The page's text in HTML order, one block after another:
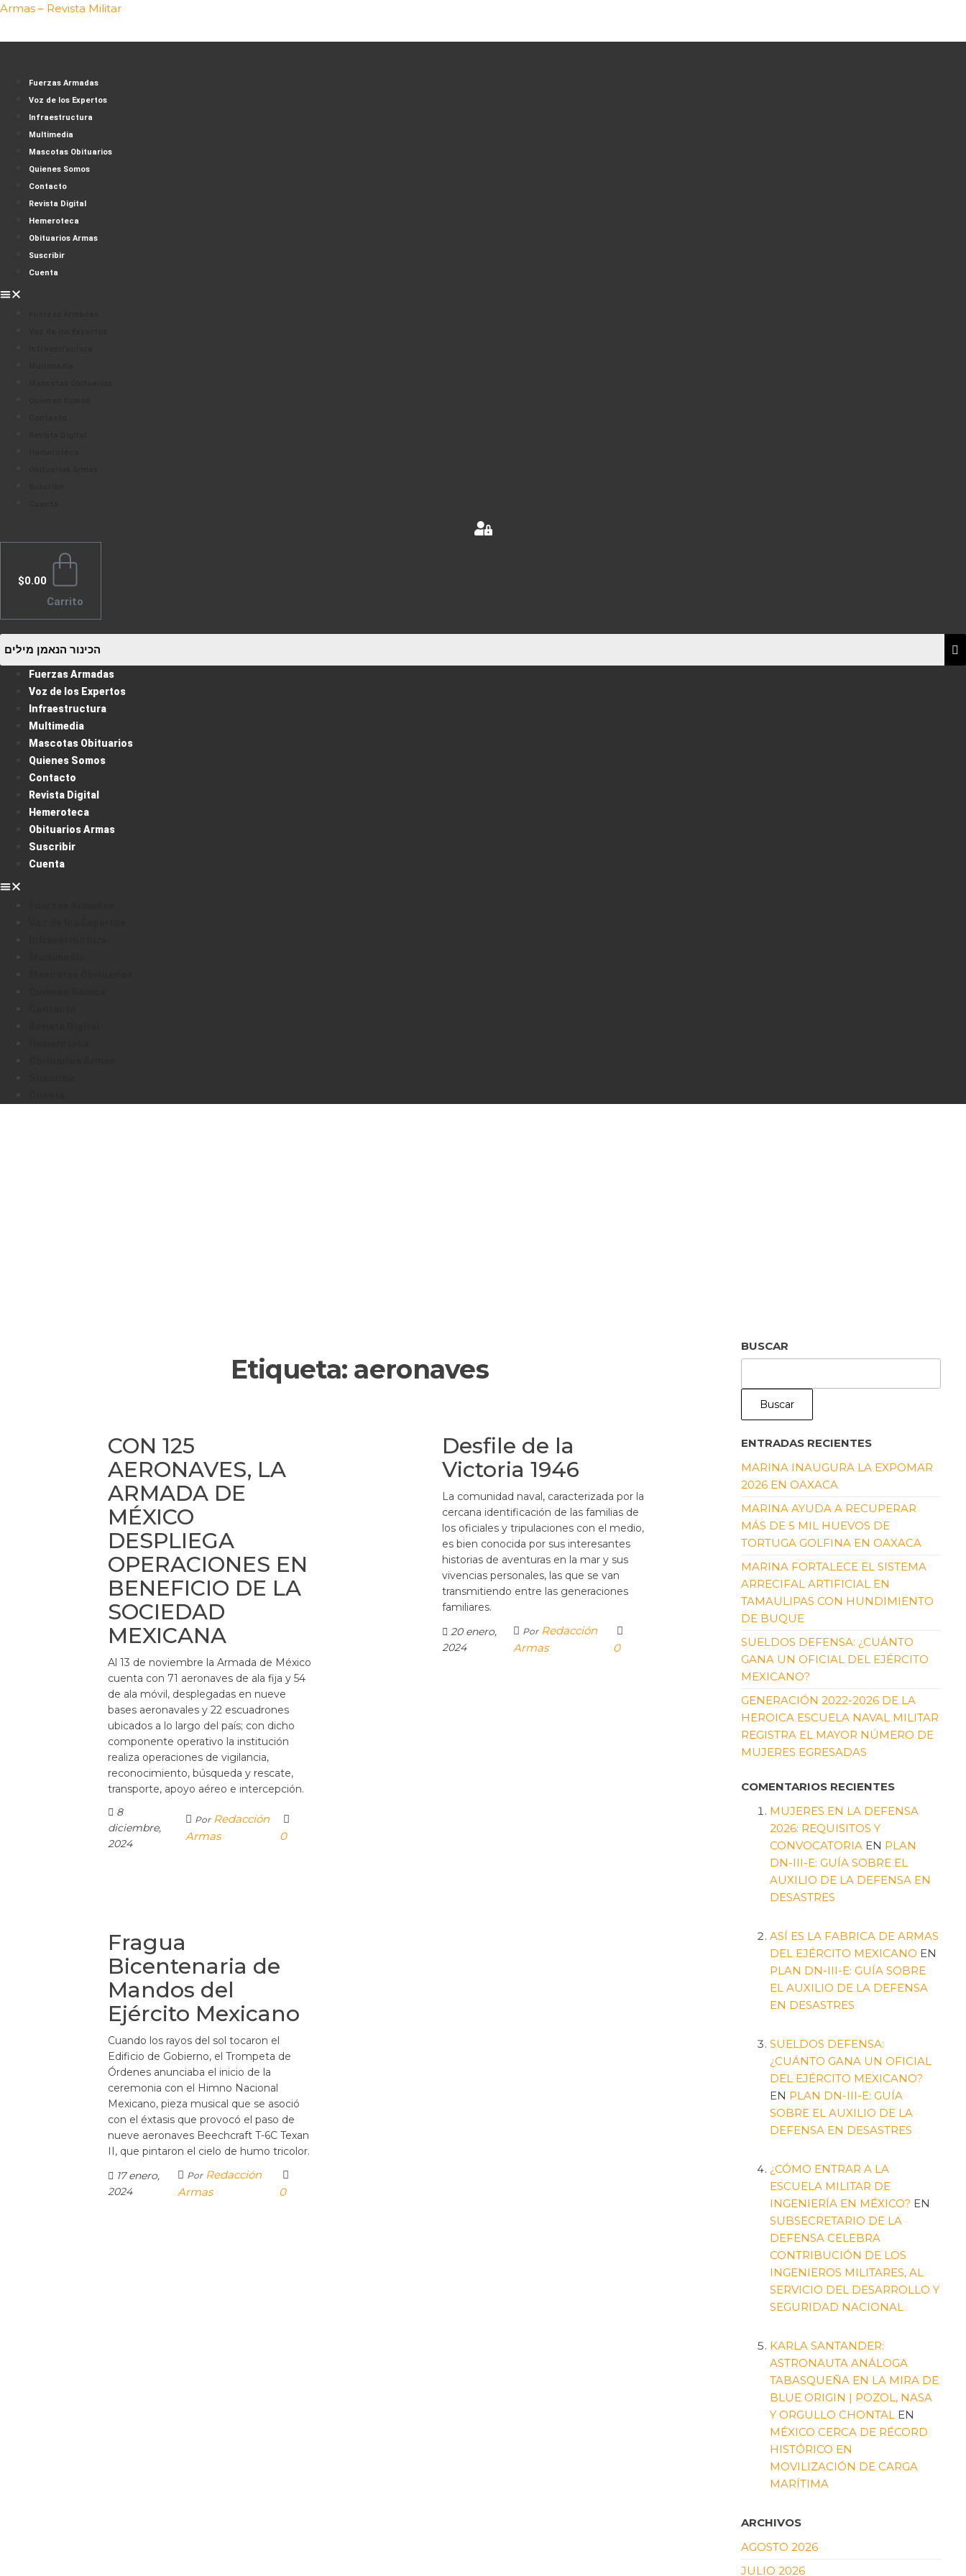
Saltar
contenido
Armas – Revista Militar
Fuerzas Armadas
Voz de los Expertos
Infraestructura
Multimedia
Mascotas Obituarios
Quienes Somos
Contacto
Revista Digital
Hemeroteca
Obituarios Armas
Suscribir
Cuenta
$0.00
Carrito
Fuerzas Armadas
Voz de los Expertos
Infraestructura
Multimedia
Mascotas Obituarios
Quienes Somos
Contacto
Revista Digital
Hemeroteca
Obituarios Armas
Suscribir
Cuenta
Etiqueta: aeronaves
CON 125
AERONAVES, LA
ARMADA DE
MÉXICO
DESPLIEGA
OPERACIONES EN
BENEFICIO DE LA
SOCIEDAD
MEXICANA
Al 13 de noviembre la Armada de México
cuenta con 71 aeronaves de ala fija y 54
de ala móvil, desplegadas en nueve
bases aeronavales y 22 escuadrones
ubicados a lo largo del país; con dicho
componente operativo la institución
realiza operaciones de vigilancia,
reconocimiento, búsqueda y rescate,
transporte, apoyo aéreo e intercepción.
8
diciembre,
2024
Por Redacción
Armas
0
Desfile de la
Victoria 1946
La comunidad naval, caracterizada por la
cercana identificación de las familias de
los oficiales y tripulaciones con el medio,
es bien conocida por sus interesantes
historias de aventuras en la mar y sus
vivencias personales, las que se van
transmitiendo entre las generaciones
familiares.
20 enero,
2024
Por Redacción
Armas
0
Fragua
Bicentenaria de
Mandos del
Ejército Mexicano
Cuando los rayos del sol tocaron el
Edificio de Gobierno, el Trompeta de
Órdenes anunciaba el inicio de la
ceremonia con el Himno Nacional
Mexicano, pieza musical que se asoció
con el éxtasis que provocó el paso de
nueve aeronaves Beechcraft T-6C Texan
II, que pintaron el cielo de humo tricolor.
17 enero,
2024
Por Redacción
Armas
0
BUSCAR
Buscar
ENTRADAS RECIENTES
MARINA INAUGURA LA EXPOMAR
2026 EN OAXACA
MARINA AYUDA A RECUPERAR
MÁS DE 5 MIL HUEVOS DE
TORTUGA GOLFINA EN OAXACA
MARINA FORTALECE EL SISTEMA
ARRECIFAL ARTIFICIAL EN
TAMAULIPAS CON HUNDIMIENTO
DE BUQUE
SUELDOS DEFENSA: ¿CUÁNTO
GANA UN OFICIAL DEL EJÉRCITO
MEXICANO?
GENERACIÓN 2022-2026 DE LA
HEROICA ESCUELA NAVAL MILITAR
REGISTRA EL MAYOR NÚMERO DE
MUJERES EGRESADAS
COMENTARIOS RECIENTES
MUJERES EN LA DEFENSA
2026: REQUISITOS Y
CONVOCATORIAEN PLAN
DN-III-E: GUÍA SOBRE EL
AUXILIO DE LA DEFENSA EN
DESASTRES
ASÍ ES LA FABRICA DE ARMAS
DEL EJÉRCITO MEXICANO EN
PLAN DN-III-E: GUÍA SOBRE
EL AUXILIO DE LA DEFENSA
EN DESASTRES
SUELDOS DEFENSA:
¿CUÁNTO GANA UN OFICIAL
DEL EJÉRCITO MEXICANO?
EN PLAN DN-III-E: GUÍA
SOBRE EL AUXILIO DE LA
DEFENSA EN DESASTRES
¿CÓMO ENTRAR A LA
ESCUELA MILITAR DE
INGENIERÍA EN MÉXICO? EN
SUBSECRETARIO DE LA
DEFENSA CELEBRA
CONTRIBUCIÓN DE LOS
INGENIEROS MILITARES, AL
SERVICIO DEL DESARROLLO Y
SEGURIDAD NACIONAL
KARLA SANTANDER:
ASTRONAUTA ANÁLOGA
TABASQUEÑA EN LA MIRA DE
BLUE ORIGIN | POZOL, NASA
Y ORGULLO CHONTALEN
MÉXICO CERCA DE RÉCORD
HISTÓRICO EN
MOVILIZACIÓN DE CARGA
MARÍTIMA
ARCHIVOS
AGOSTO 2026
JULIO 2026